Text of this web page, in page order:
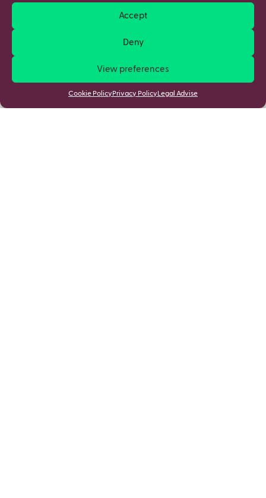
Accept
Deny
View preferences
Cookie Policy Privacy Policy Legal Advise